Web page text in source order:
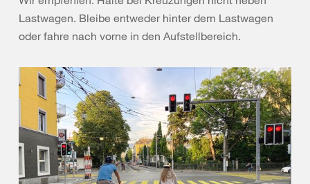
Lastwagen. Bleibe entweder hinter dem Lastwagen
oder fahre nach vorne in den Aufstellbereich.